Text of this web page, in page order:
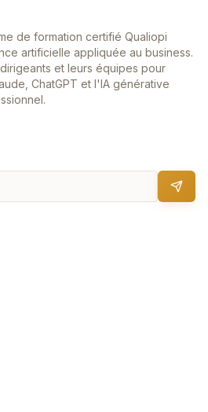
de formation certifié Qualiopi
artificielle appliquée au business.
et leurs équipes pour
ChatGPT et l'IA générative